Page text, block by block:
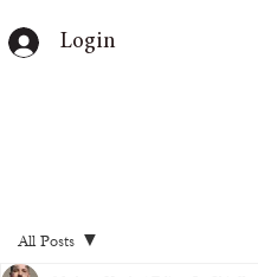
Login
All Posts